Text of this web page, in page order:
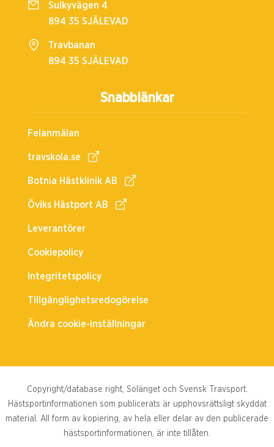
Snabblänkar
Felanmälan
travskola.se
Botnia Hästklinik AB
Öviks Hästport AB
Leverantörer
Cookiepolicy
Integritetspolicy
Tillgänglighetsredogörelse
Ändra cookie-inställningar
Sulkyvägen 4
894 35 SJÄLEVAD
Travbanan
894 35 SJÄLEVAD
Copyright/database right, Solänget och Svensk Travsport.
Hästsportinformationen som publicerats är upphovsrättsligt skyddat
material. All form av kopiering, av hela eller delar av den publicerade
hästsportinformationen, är inte tillåten.